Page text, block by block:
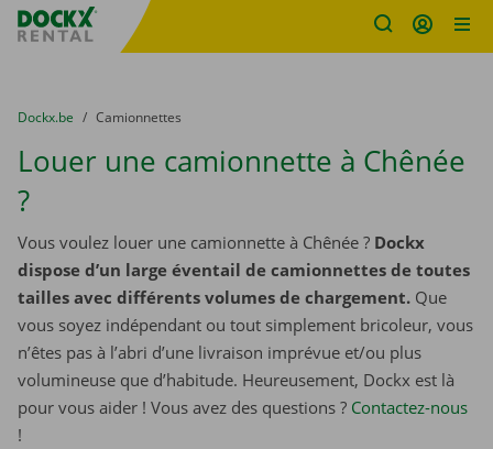
sitename
You are here:
du
Dockx.be to
Camionnettes
Louer une camionnette à Chênée
?
Vous voulez louer une camionnette à Chênée ? Dockx
dispose d’un large éventail de camionnettes de toutes
tailles avec différents volumes de chargement. Que
vous soyez indépendant ou tout simplement bricoleur, vous
n’êtes pas à l’abri d’une livraison imprévue et/ou plus
volumineuse que d’habitude. Heureusement, Dockx est là
pour vous aider ! Vous avez des questions ? Contactez-nous
!